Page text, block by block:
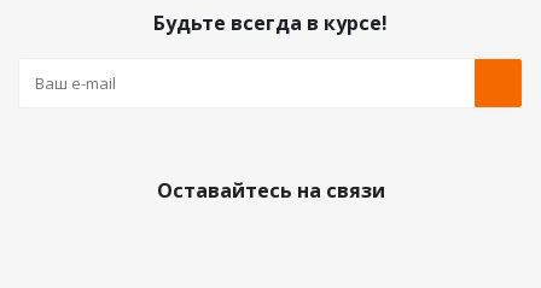
Будьте всегда в курсе!
Оставайтесь на связи